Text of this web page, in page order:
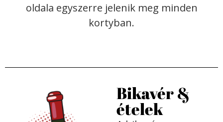
oldala egyszerre jelenik meg minden
kortyban.
Bikavér &
ételek